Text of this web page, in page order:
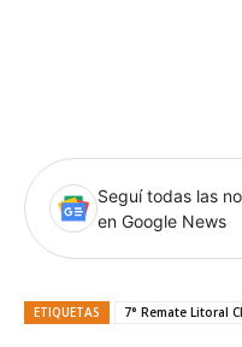
Seguí todas las
en Google News
ETIQUETAS 7° Remate Litoral